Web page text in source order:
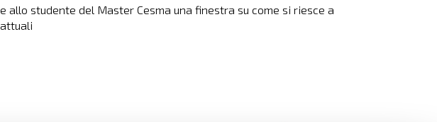
studente del Master Cesma una finestra su come si riesce a